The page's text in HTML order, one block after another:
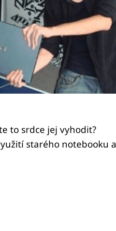
to srdce jej vyhodit?
starého notebooku a